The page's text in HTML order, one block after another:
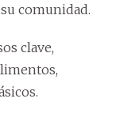
comunidad.
clave,